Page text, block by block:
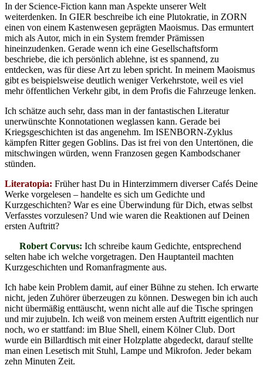
In der Science-Fiction kann man Aspekte unserer Welt
weiterdenken. In GIER beschreibe ich eine Plutokratie, in ZORN
einen von einem Kastenwesen geprägten Maoismus. Das ermuntert
mich als Autor, mich in ein System fremder Prämissen
hineinzudenken. Gerade wenn ich eine Gesellschaftsform
beschriebe, die ich persönlich ablehne, ist es spannend, zu
entdecken, was für diese Art zu leben spricht. In meinem Maoismus
gibt es beispielsweise deutlich weniger Verkehrstote, weil es viel
mehr öffentlichen Verkehr gibt, in dem Profis die Fahrzeuge lenken.
Ich schätze auch sehr, dass man in der fantastischen Literatur
unerwünschte Konnotationen weglassen kann. Gerade bei
Kriegsgeschichten ist das angenehm. Im ISENBORN-Zyklus
kämpfen Ritter gegen Goblins. Das ist frei von den Untertönen, die
mitschwingen würden, wenn Franzosen gegen Kambodschaner
stünden.
Literatopia: Früher hast Du in Hinterzimmern diverser Cafés Deine
Werke vorgelesen – handelte es sich um Gedichte und
Kurzgeschichten? War es eine Überwindung für Dich, etwas selbst
Verfasstes vorzulesen? Und wie waren die Reaktionen auf Deinen
ersten Auftritt?
Robert Corvus: Ich schreibe kaum Gedichte, entsprechend
selten habe ich welche vorgetragen. Den Hauptanteil machten
Kurzgeschichten und Romanfragmente aus.
Ich habe kein Problem damit, auf einer Bühne zu stehen. Ich erwarte
nicht, jeden Zuhörer überzeugen zu können. Deswegen bin ich auch
nicht übermäßig enttäuscht, wenn nicht alle auf die Tische springen
und mir zujubeln. Ich weiß von meinem ersten Auftritt eigentlich nur
noch, wo er stattfand: im Blue Shell, einem Kölner Club. Dort
wurde ein Billardtisch mit einer Holzplatte abgedeckt, darauf stellte
man einen Lesetisch mit Stuhl, Lampe und Mikrofon. Jeder bekam
zehn Minuten Zeit.